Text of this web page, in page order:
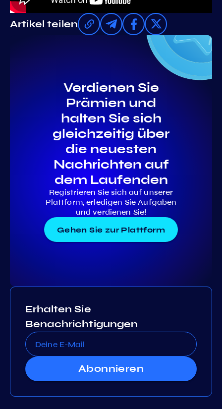
Artikel teilen
Verdienen Sie
Prämien und
halten Sie sich
gleichzeitig über
die neuesten
Nachrichten auf
dem Laufenden
Registrieren Sie sich auf unserer
Plattform, erledigen Sie Aufgaben
und verdienen Sie!
Gehen Sie zur Plattform
Erhalten Sie
Benachrichtigungen
Abonnieren